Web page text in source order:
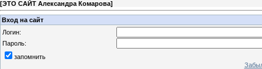
[ЭТО САЙТ Александра Комарова]
Вход на сайт
Логин:
Пароль:
запомнить